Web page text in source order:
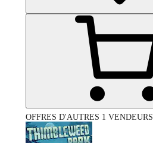
OFFRES D'AUTRES 1 VENDEURS